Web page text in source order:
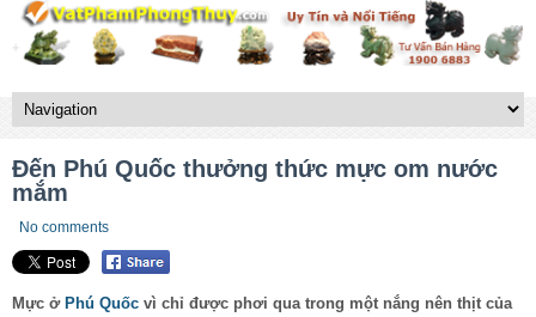
Đến Phú Quốc thưởng thức mực om nước
mắm
No comments
Mực ở Phú Quốc vì chỉ được phơi qua trong một nắng nên thịt của